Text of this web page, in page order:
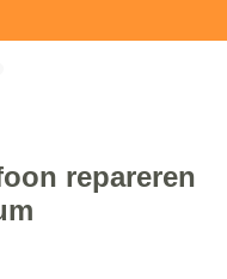
repareren